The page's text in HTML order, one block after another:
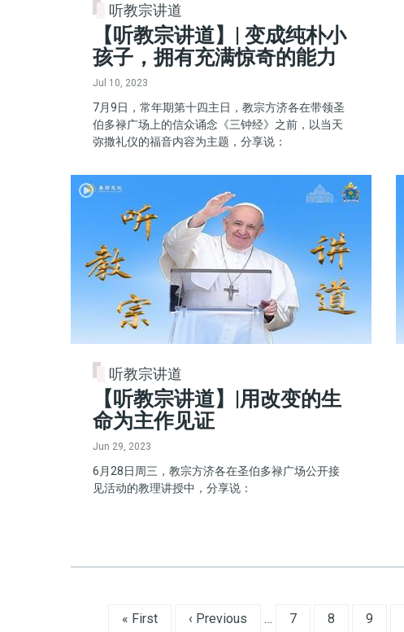
听教宗讲道
【听教宗讲道】| 变成纯朴小
孩子，拥有充满惊奇的能力
Jul 10, 2023
7月9日，常年期第十四主日，教宗方济各在带领圣
伯多禄广场上的信众诵念《三钟经》之前，以当天
弥撒礼仪的福音内容为主题，分享说：
听教宗讲道
【听教宗讲道】|用改变的生
命为主作见证
Jun 29, 2023
6月28日周三，教宗方济各在圣伯多禄广场公开接
见活动的教理讲授中，分享说：
First page
« First Previous page
‹ Previous … Page
7 Page
8 Page
9